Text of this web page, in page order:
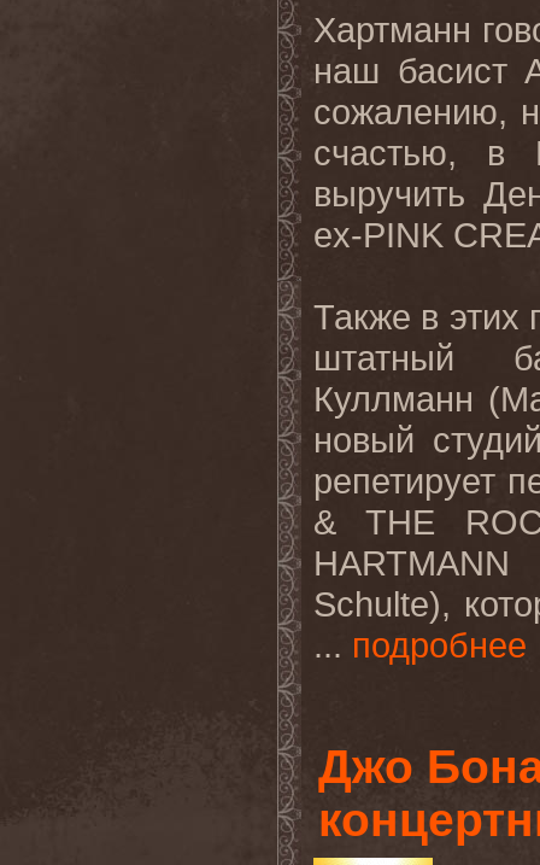
Хартманн
наш басист
сожалению,
счастью, в
выручить
ex-PINK
Также в этих
штатный
Куллманн (
новый
репетирует
& THE
HARTMANN
Schulte),
... подробнее
Джо